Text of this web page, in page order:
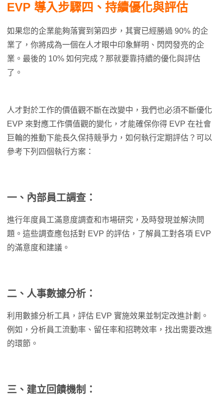
EVP 導入步驟四、持續優化與評估
如果您的企業能夠落實到第四步，其實已經勝過 90% 的企
業了，你將成為一個在人才眼中印象鮮明、閃閃發亮的企
業。最後的 10% 如何完成？那就要靠持續的優化與評估
了。
人才對於工作的價值觀不斷在改變中，我們也必須不斷優化
EVP 來對應工作價值觀的變化，才能確保你得 EVP 在社會
巨輪的推動下能長久保持競爭力，如何執行定期評估？可以
參考下列四個執行方案：
一、 內部員工調查 ：
進行年度員工滿意度調查和市場研究，及時發現並解決問
題。這些調查應包括對 EVP 的評估，了解員工對各項 EVP
的滿意度和建議。
二、 人事數據分析 ：
利用數據分析工具，評估 EVP 實施效果並制定改進計劃。
例如，分析員工流動率、留任率和招聘效率，找出需要改進
的環節。
三、 建立回饋機制 ：